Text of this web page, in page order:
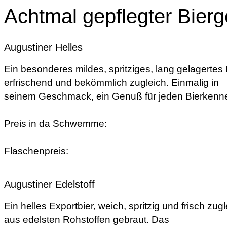
Achtmal gepflegter
Augustiner Helles
Ein besonderes mildes, spritziges, lang gelagertes
erfrischend und bekömmlich zugleich. Einmalig in
seinem Geschmack, ein Genuß für jeden
Preis in da Schwemme:
Flaschenpreis:
Augustiner Edelstoff
Ein helles Exportbier, weich, spritzig und frisch
aus edelsten Rohstoffen gebraut. Das